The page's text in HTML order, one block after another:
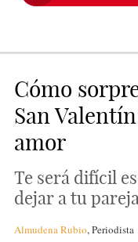
Cómo
San
amor
Te será difícil
dejar a tu
Almudena Rubio,Periodista